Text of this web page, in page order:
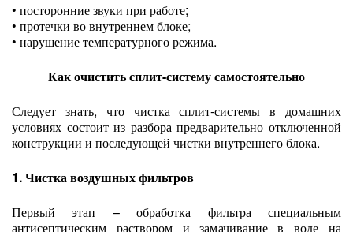
• посторонние звуки при работе;
• протечки во внутреннем блоке;
• нарушение температурного режима.
Как очистить сплит-систему самостоятельно
Следует знать, что чистка сплит-системы в домашних
условиях состоит из разбора предварительно отключенной
конструкции и последующей чистки внутреннего блока.
1. Чистка воздушных фильтров
Первый этап – обработка фильтра специальным
антисептическим раствором и замачивание в воде на